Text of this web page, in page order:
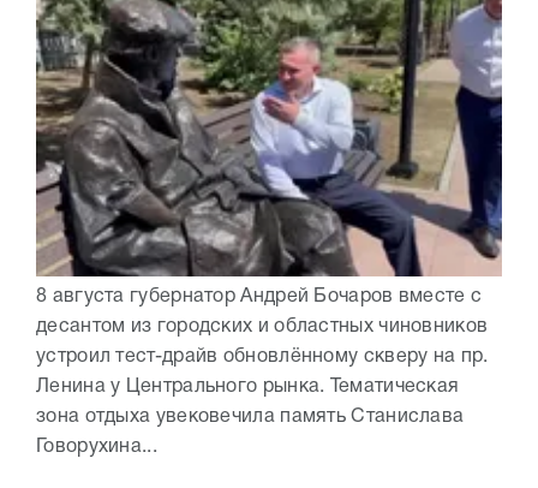
8 августа губернатор Андрей Бочаров вместе с
десантом из городских и областных чиновников
устроил тест-драйв обновлённому скверу на пр.
Ленина у Центрального рынка. Тематическая
зона отдыха увековечила память Станислава
Говорухина...